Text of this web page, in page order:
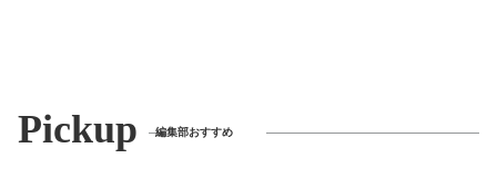
Pickup 編集部おすすめ